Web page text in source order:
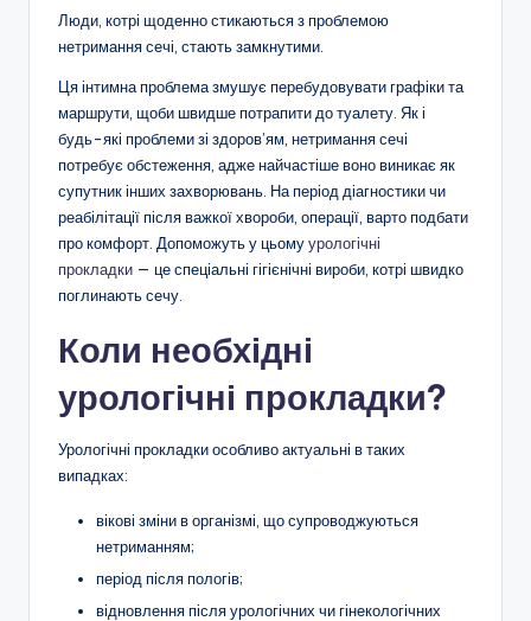
Люди, котрі щоденно стикаються з проблемою
нетримання сечі, стають замкнутими.
Ця інтимна проблема змушує перебудовувати графіки та
маршрути, щоби швидше потрапити до туалету. Як і
будь-які проблеми зі здоров’ям, нетримання сечі
потребує обстеження, адже найчастіше воно виникає як
супутник інших захворювань. На період діагностики чи
реабілітації після важкої хвороби, операції, варто подбати
про комфорт. Допоможуть у цьомуурологічні
прокладки — це спеціальні гігієнічні вироби, котрі швидко
поглинають сечу.
Коли необхідні
урологічні прокладки?
Урологічні прокладки особливо актуальні в таких
випадках:
вікові зміни в організмі, що супроводжуються
нетриманням;
період після пологів;
відновлення після урологічних чи гінекологічних